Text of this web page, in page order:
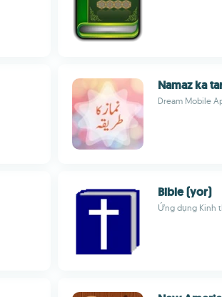
Namaz ka
Dream Mobile
Bible (yor)
Ứng dụng Kinh